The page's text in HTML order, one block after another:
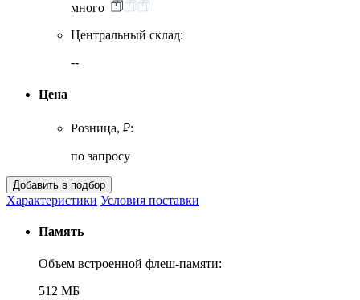
много
Центральный склад:
--
Цена
Розница, ₽:
по запросу
Характеристики Условия поставки
Память
Объем встроенной флеш-памяти:
512 МБ